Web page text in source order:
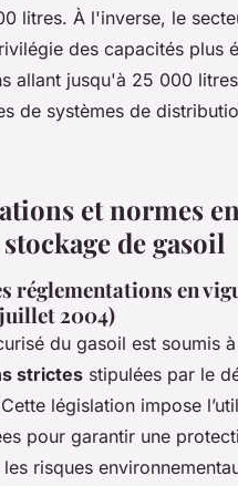
litres. À l'inverse, le
des capacités plus
allant jusqu'à 25 000
de systèmes de
et normes
de gasoil
réglementations en
2004)
du gasoil est soumis
strictes stipulées par le
législation impose
pour garantir une
risques